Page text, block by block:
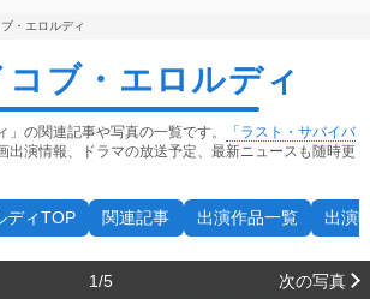
・エロルディ
コブ・エロルディ
」の関連記事や写真の一覧です。
「ラスト・サバイバ
出演情報、ドラマの放送予定、最新ニュースも随時更
ディTOP 関連記事 出演作品一覧 出演
1/5 次の写真